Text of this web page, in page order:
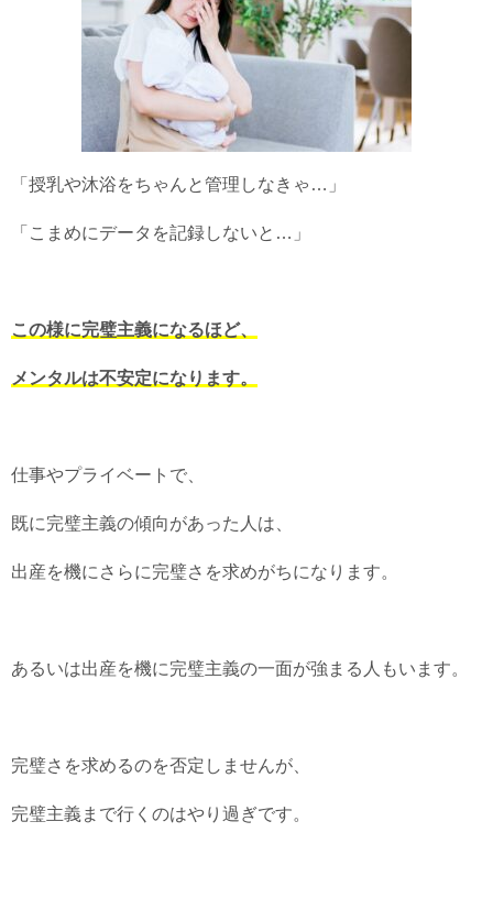
「授乳や沐浴をちゃんと管理しなきゃ…」
「こまめにデータを記録しないと…」
この様に完璧主義になるほど、
メンタルは不安定になります。
仕事やプライベートで、
既に完璧主義の傾向があった人は、
出産を機にさらに完璧さを求めがちになります。
あるいは出産を機に完璧主義の一面が強まる人もいます。
完璧さを求めるのを否定しませんが、
完璧主義まで行くのはやり過ぎです。